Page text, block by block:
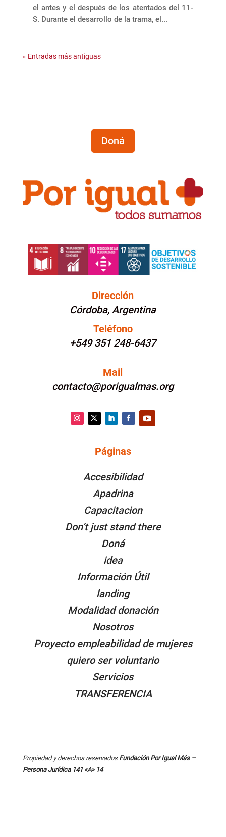
el antes y el después de los atentados del 11-
S. Durante el desarrollo de la trama, el...
« Entradas más antiguas
Doná
Dirección
Córdoba, Argentina
Teléfono
+549 351 248-6437
Mail
contacto@porigualmas.org
Facebook
Páginas
Accesibilidad
Apadrina
Capacitacion
Don’t just stand there
Doná
idea
Información Útil
landing
Modalidad donación
Nosotros
Proyecto empleabilidad de mujeres
quiero ser voluntario
Servicios
TRANSFERENCIA
Propiedad y derechos reservados Fundación Por Igual Más –
Persona Jurídica 141 «A» 14